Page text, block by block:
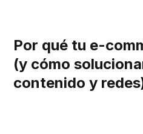
Por qué tu e-
(y cómo
contenido y